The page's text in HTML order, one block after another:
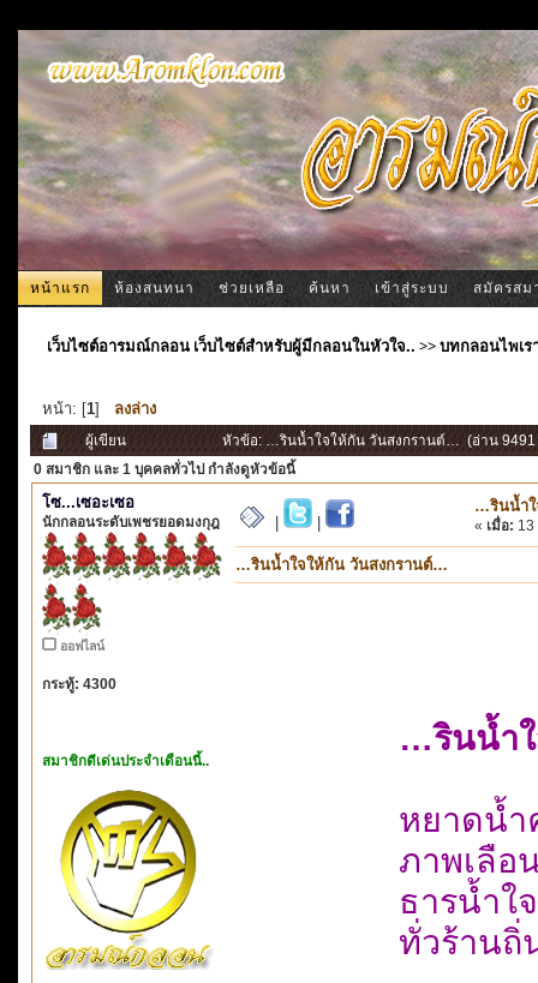
หน้าแรก ห้องสนทนา ช่วยเหลือ ค้นหา เข้าสู่ระบบ สมัครสม
เว็บไซต์อารมณ์กลอน เว็บไซต์สำหรับผู้มีกลอนในหัวใจ.. >>บทกลอนไพเร
หน้า: [1] ลงล่าง
ผู้เขียน
หัวข้อ: …รินน้ำใจให้กัน วันสงกรานต์… (อ่าน 9491
0 สมาชิก และ 1 บุคคลทั่วไป กำลังดูหัวข้อนี้
โซ...เซอะเซอ
นักกลอนระดับเพชรยอดมงกุฎ
ออฟไลน์
กระทู้: 4300
สมาชิกดีเด่นประจำเดือนนี้..
…รินน้ำ
« เมื่อ: 13
…รินน้ำใจให้กัน วันสงกรานต์…
…รินน้ำ
หยาดน้ำ
ภาพเลือ
ธารน้ำใ
ทั่วร้านถิ่